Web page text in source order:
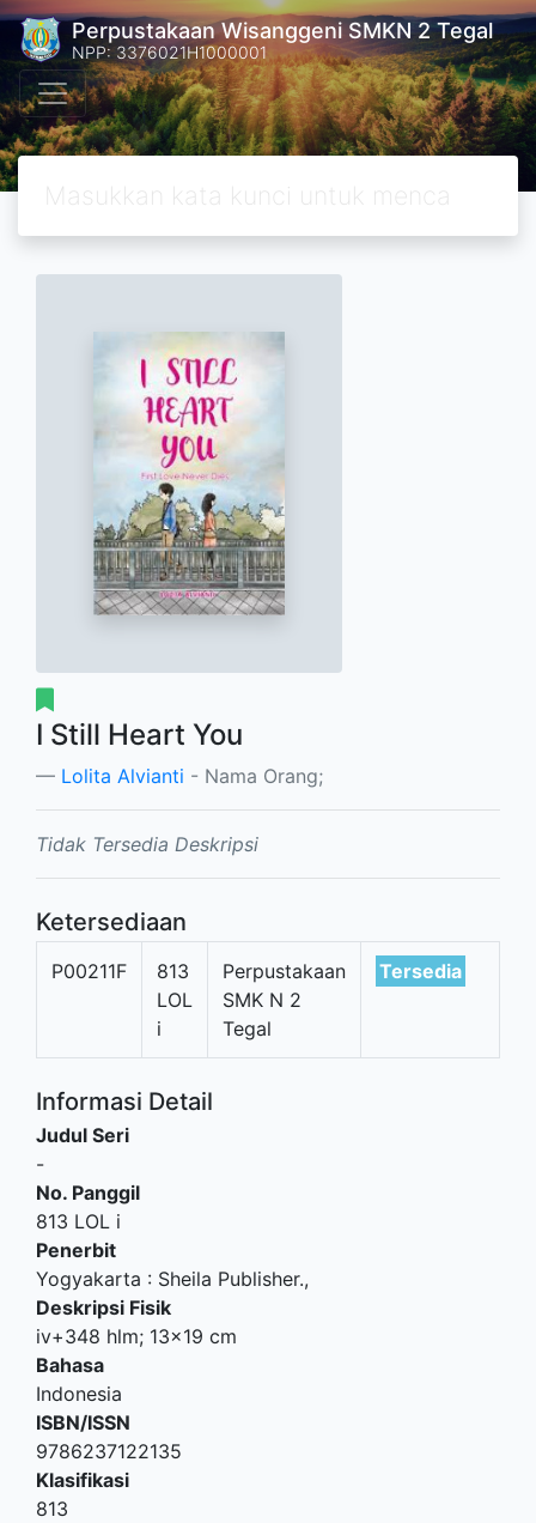
Perpustakaan Wisanggeni SMKN 2 Tegal
NPP: 3376021H1000001
I Still Heart You
Lolita Alvianti - Nama Orang;
Tidak Tersedia Deskripsi
Ketersediaan
P00211F
813
LOL
i
Perpustakaan
SMK N 2
Tegal
Tersedia
Informasi Detail
Judul Seri
-
No. Panggil
813 LOL i
Penerbit
Yogyakarta : Sheila Publisher.,
Deskripsi Fisik
iv+348 hlm; 13x19 cm
Bahasa
Indonesia
ISBN/ISSN
9786237122135
Klasifikasi
813